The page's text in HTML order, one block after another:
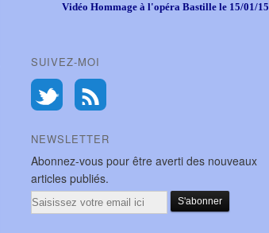
Vidéo Hommage à l'opéra Bastille le 15/01/15
SUIVEZ-MOI
NEWSLETTER
Abonnez-vous pour être averti des nouveaux
articles publiés.
Email